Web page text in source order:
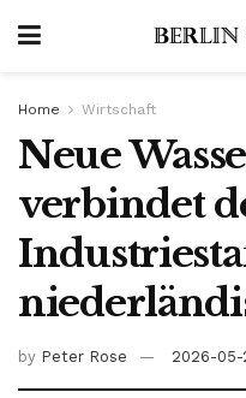
Home Wirtschaft
Neue
verbindet
by Peter Rose 2026-05-